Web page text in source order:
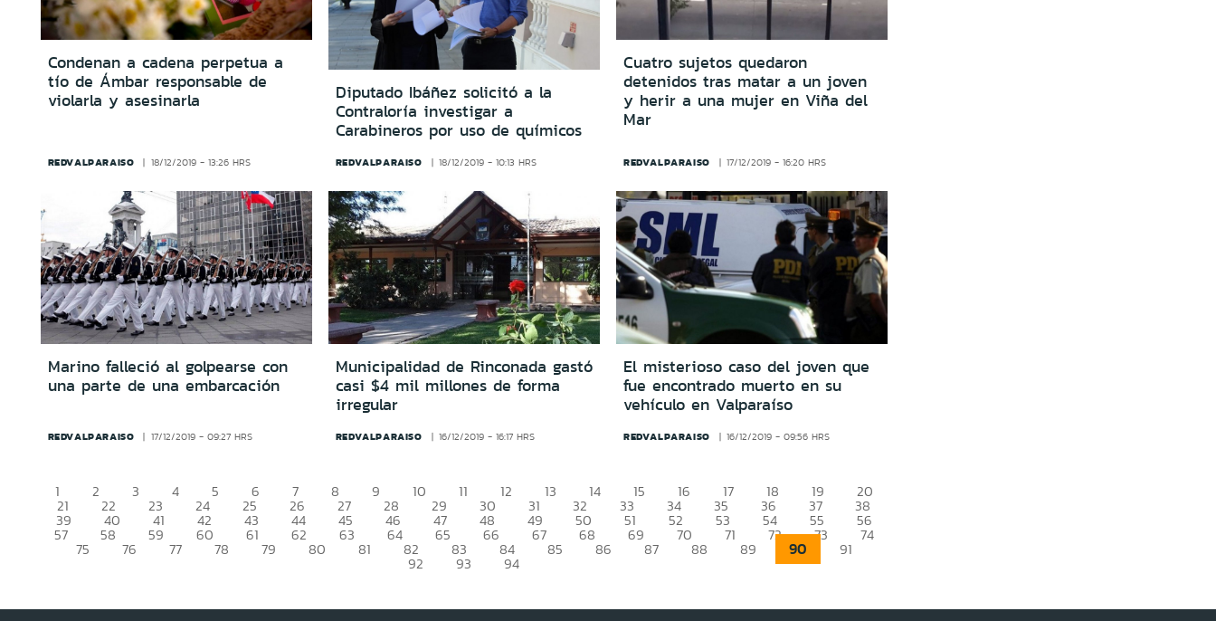
Condenan a cadena perpetua a
tío de Ámbar responsable de
violarla y asesinarla
REDVALPARAISO 18/12/2019 - 13:26 HRS
Diputado Ibáñez solicitó a la
Contraloría investigar a
Carabineros por uso de químicos
REDVALPARAISO 18/12/2019 - 10:13 HRS
Cuatro sujetos quedaron
detenidos tras matar a un joven
y herir a una mujer en Viña del
Mar
REDVALPARAISO 17/12/2019 - 16:20 HRS
Marino falleció al golpearse con
una parte de una embarcación
REDVALPARAISO 17/12/2019 - 09:27 HRS
Municipalidad de Rinconada gastó
casi $4 mil millones de forma
irregular
REDVALPARAISO 16/12/2019 - 16:17 HRS
El misterioso caso del joven que
fue encontrado muerto en su
vehículo en Valparaíso
REDVALPARAISO 16/12/2019 - 09:56 HRS
1 2 3 4 5 6 7 8 9 10 11 12 13 14 15 16 17 18 19 20
21 22 23 24 25 26 27 28 29 30 31 32 33 34 35 36 37 38
39 40 41 42 43 44 45 46 47 48 49 50 51 52 53 54 55 56
57 58 59 60 61 62 63 64 65 66 67 68 69 70 71 72 73 74
75 76 77 78 79 80 81 82 83 84 85 86 87 88 89 90 91
92 93 94